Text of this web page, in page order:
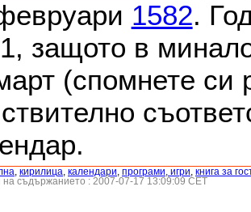
1582.
защото в
(спомнете си
, кирилица, календари, програми, игри, книга за
на съдържанието : 2007-07-17 13:09:09 CET